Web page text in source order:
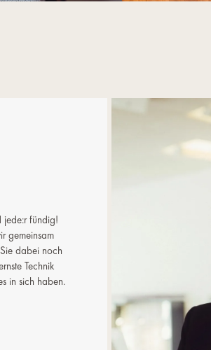
jede:r fündig!
gemeinsam
dabei noch
Technik
in sich haben.